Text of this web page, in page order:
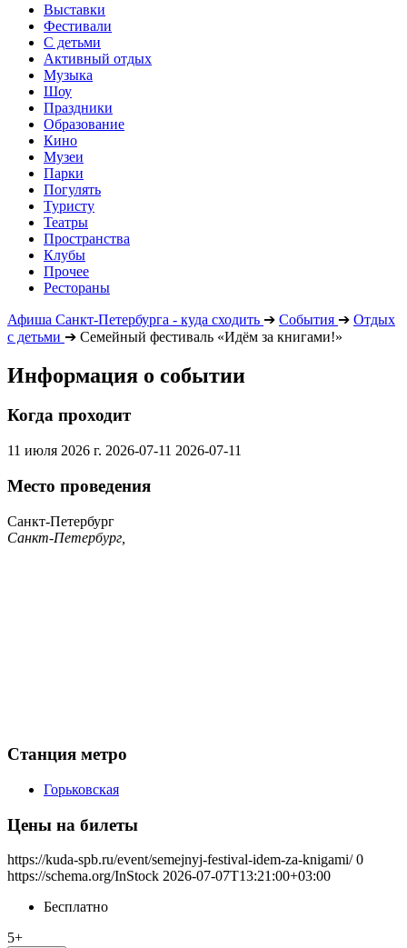
Выставки
Фестивали
С детьми
Активный отдых
Музыка
Шоу
Праздники
Образование
Кино
Музеи
Парки
Погулять
Туристу
Театры
Пространства
Клубы
Прочее
Рестораны
Афиша Санкт-Петербурга - куда сходить ➔ События ➔ Отдых
с детьми ➔ Семейный фестиваль «Идём за книгами!»
Информация о событии
Когда проходит
11 июля 2026 г. 2026-07-11 2026-07-11
Место проведения
Санкт-Петербург
Санкт-Петербург,
Станция метро
Горьковская
Цены на билеты
https://kuda-spb.ru/event/semejnyj-festival-idem-za-knigami/ 0
https://schema.org/InStock 2026-07-07T13:21:00+03:00
Бесплатно
5+